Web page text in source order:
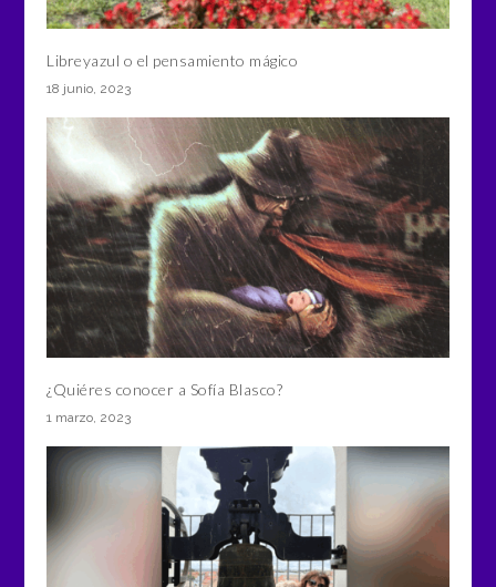
Libreyazul o el pensamiento mágico
18 junio, 2023
¿Quiéres conocer a Sofía Blasco?
1 marzo, 2023